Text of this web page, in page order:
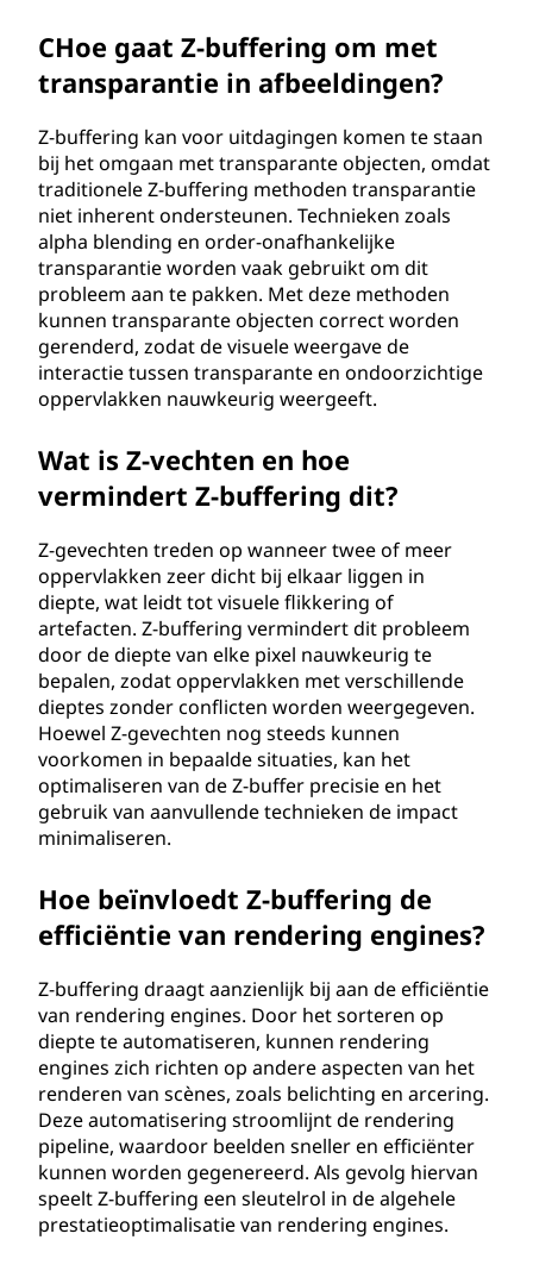
CHoe gaat Z-buffering om met
transparantie in afbeeldingen?
Z-buffering kan voor uitdagingen komen te staan
bij het omgaan met transparante objecten, omdat
traditionele Z-buffering methoden transparantie
niet inherent ondersteunen. Technieken zoals
alpha blending en order-onafhankelijke
transparantie worden vaak gebruikt om dit
probleem aan te pakken. Met deze methoden
kunnen transparante objecten correct worden
gerenderd, zodat de visuele weergave de
interactie tussen transparante en ondoorzichtige
oppervlakken nauwkeurig weergeeft.
Wat is Z-vechten en hoe
vermindert Z-buffering dit?
Z-gevechten treden op wanneer twee of meer
oppervlakken zeer dicht bij elkaar liggen in
diepte, wat leidt tot visuele flikkering of
artefacten. Z-buffering vermindert dit probleem
door de diepte van elke pixel nauwkeurig te
bepalen, zodat oppervlakken met verschillende
dieptes zonder conflicten worden weergegeven.
Hoewel Z-gevechten nog steeds kunnen
voorkomen in bepaalde situaties, kan het
optimaliseren van de Z-buffer precisie en het
gebruik van aanvullende technieken de impact
minimaliseren.
Hoe beïnvloedt Z-buffering de
efficiëntie van rendering engines?
Z-buffering draagt aanzienlijk bij aan de efficiëntie
van rendering engines. Door het sorteren op
diepte te automatiseren, kunnen rendering
engines zich richten op andere aspecten van het
renderen van scènes, zoals belichting en arcering.
Deze automatisering stroomlijnt de rendering
pipeline, waardoor beelden sneller en efficiënter
kunnen worden gegenereerd. Als gevolg hiervan
speelt Z-buffering een sleutelrol in de algehele
prestatieoptimalisatie van rendering engines.